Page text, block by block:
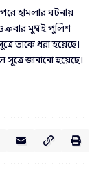
হামলার ঘটনায়
মুম্বই পুলিশ
তাকে ধরা হয়েছে।
জানানো হয়েছে।